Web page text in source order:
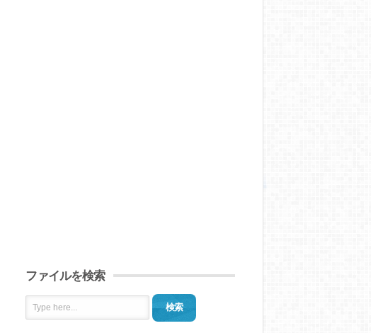
ファイルを検索
検索